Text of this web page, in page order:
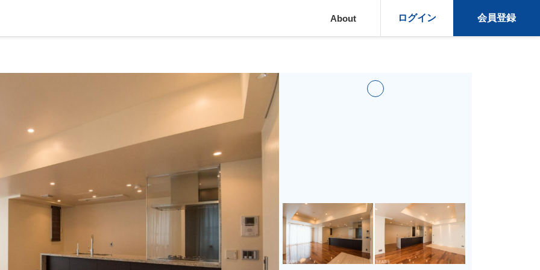
About ログイン 会員登録